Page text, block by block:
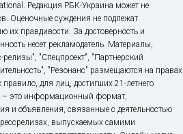
Редакция РБК-Украина может не
Оценочные суждения не подлежат
их правдивости. За достоверность и
несет рекламодатель. Материалы,
"Спецпроект", "Партнерский
"Резонанс" размещаются на правах
для лиц, достигших 21-летнего
– это информационный формат,
и объявления, связанные с деятельностью
выпускаемых самими